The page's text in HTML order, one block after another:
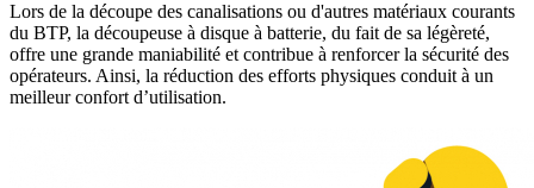
Lors de la découpe des canalisations ou d'autres matériaux courants
du BTP, la découpeuse à disque à batterie, du fait de sa légèreté,
offre une grande maniabilité et contribue à renforcer la sécurité des
opérateurs. Ainsi, la réduction des efforts physiques conduit à un
meilleur confort d’utilisation.